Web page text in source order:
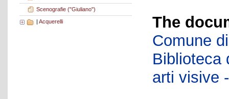
Scenografie ("Giuliano")
| Acquerelli
The
Comune
Biblioteca
arti visive